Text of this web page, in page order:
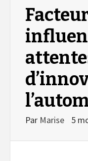
Par Marise 5